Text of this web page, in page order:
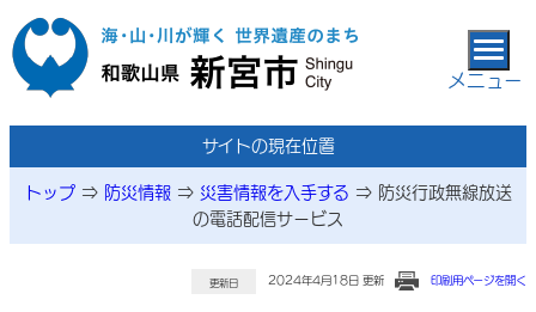
本文へ移動
メニュー
サイトの現在位置
トップ⇒ 防災情報⇒ 災害情報を入手する ⇒ 防災行政無線放送
の電話配信サービス
更新日 2024年4月18日 更新 印刷用ページを開く